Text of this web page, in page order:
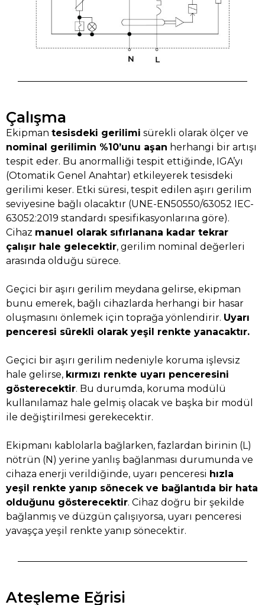
Çalışma
Ekipman tesisdeki gerilimi sürekli olarak ölçer ve
nominal gerilimin %10’unu aşan herhangi bir artışı
tespit eder. Bu anormalliği tespit ettiğinde, IGA’yı
(Otomatik Genel Anahtar) etkileyerek tesisdeki
gerilimi keser. Etki süresi, tespit edilen aşırı gerilim
seviyesine bağlı olacaktır (UNE-EN50550/63052 IEC-
63052:2019 standardı spesifikasyonlarına göre).
Cihaz manuel olarak sıfırlanana kadar tekrar
çalışır hale gelecektir, gerilim nominal değerleri
arasında olduğu sürece.
Geçici bir aşırı gerilim meydana gelirse, ekipman
bunu emerek, bağlı cihazlarda herhangi bir hasar
oluşmasını önlemek için toprağa yönlendirir. Uyarı
penceresi sürekli olarak yeşil renkte yanacaktır.
Geçici bir aşırı gerilim nedeniyle koruma işlevsiz
hale gelirse, kırmızı renkte uyarı penceresini
gösterecektir. Bu durumda, koruma modülü
kullanılamaz hale gelmiş olacak ve başka bir modül
ile değiştirilmesi gerekecektir.
Ekipmanı kablolarla bağlarken, fazlardan birinin (L)
nötrün (N) yerine yanlış bağlanması durumunda ve
cihaza enerji verildiğinde, uyarı penceresi hızla
yeşil renkte yanıp sönecek ve bağlantıda bir hata
olduğunu gösterecektir. Cihaz doğru bir şekilde
bağlanmış ve düzgün çalışıyorsa, uyarı penceresi
yavaşça yeşil renkte yanıp sönecektir.
Ateşleme Eğrisi